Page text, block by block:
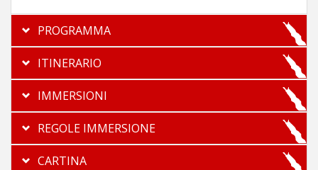
PROGRAMMA
ITINERARIO
IMMERSIONI
REGOLE IMMERSIONE
CARTINA